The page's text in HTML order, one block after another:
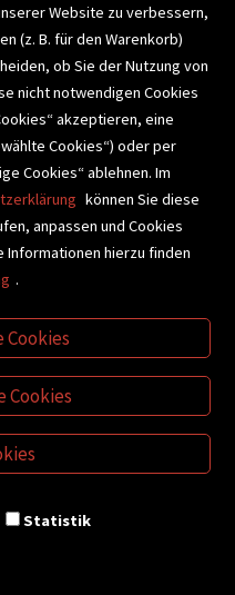
an uns vom Kunden
mangelhaft, so
Andernfalls sind
den Verbraucher zu
nur auf unseren
zu senden.
hat er die gelieferte
Richtigkeit
zu überprüfen. Bei
binnen angemessener
nach Erhalt der
zu rügen. Hat der
keine Mängel
und es entfallen
zB Gewährleistung,
wegen einer
oder Defekts (§ 377
Website zu verbessern,
(z. B. für den Warenkorb)
ob Sie der Nutzung von
nicht notwendigen Cookies
akzeptieren, eine
Cookies“) oder per
Cookies“ ablehnen. Im
können Sie diese
anpassen und Cookies
Informationen hierzu finden
.
Cookies
Statistik